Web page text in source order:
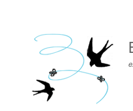
menu